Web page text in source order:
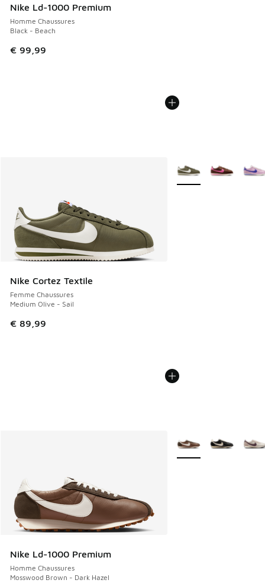
Nike Ld-1000 Premium
Homme Chaussures
Black - Beach
€ 99,99
Nike Cortez Textile
Femme Chaussures
Medium Olive - Sail
€ 89,99
Plus de couleurs
Nike Ld-1000 Premium
Homme Chaussures
Mosswood Brown - Dark Hazel
Plus de couleurs